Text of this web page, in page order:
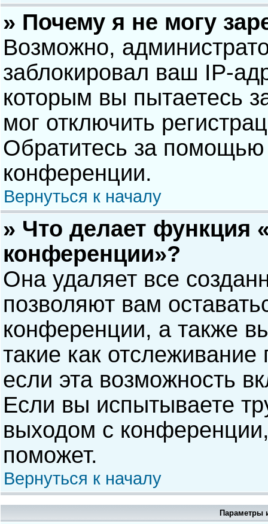
» Почему я не могу
Возможно,
заблокировал ваш IP-
которым вы пытаетесь
мог отключить
Обратитесь за помощью
конференции.
Вернуться к началу
» Что делает функция
конференции»?
Она удаляет все
позволяют вам
конференции, а также
такие как
если эта возможность
Если вы испытываете
выходом с
поможет.
Вернуться к началу
Параметры